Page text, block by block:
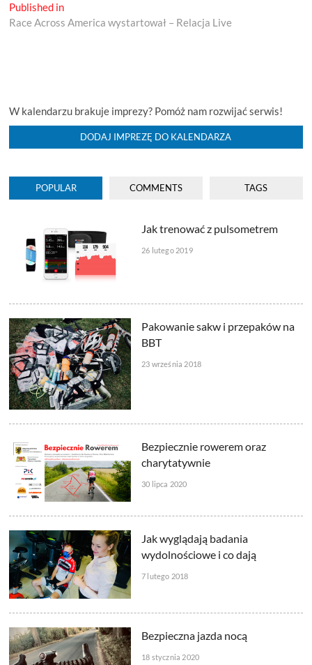
Nawigacja
wpisu
Published in
Race Across America wystartował – Relacja Live
W kalendarzu brakuje imprezy? Pomóż nam rozwijać serwis!
DODAJ IMPREZĘ DO KALENDARZA
POPULAR COMMENTS TAGS
Jak trenować z pulsometrem
26 lutego 2019
Pakowanie sakw i przepaków na
BBT
23 września 2018
Bezpiecznie rowerem oraz
charytatywnie
30 lipca 2020
Jak wyglądają badania
wydolnościowe i co dają
7 lutego 2018
Bezpieczna jazda nocą
18 stycznia 2020